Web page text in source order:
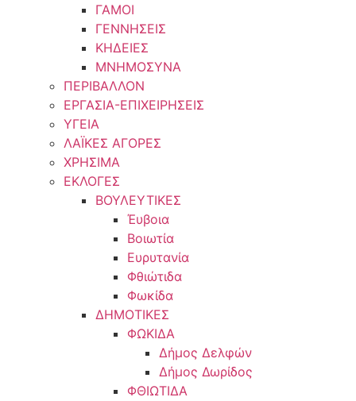
ΓΑΜΟΙ
ΓΕΝΝΗΣΕΙΣ
ΚΗΔΕΙΕΣ
ΜΝΗΜΟΣΥΝΑ
ΠΕΡΙΒΑΛΛΟΝ
ΕΡΓΑΣΙΑ-ΕΠΙΧΕΙΡΗΣΕΙΣ
ΥΓΕΙΑ
ΛΑΪΚΕΣ ΑΓΟΡΕΣ
ΧΡΗΣΙΜΑ
ΕΚΛΟΓΕΣ
ΒΟΥΛΕΥΤΙΚΕΣ
Έυβοια
Βοιωτία
Ευρυτανία
Φθιώτιδα
Φωκίδα
ΔΗΜΟΤΙΚΕΣ
ΦΩΚΙΔΑ
Δήμος Δελφών
Δήμος Δωρίδος
ΦΘΙΩΤΙΔΑ